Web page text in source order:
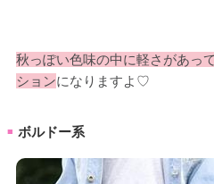
秋っぽい色味の中に軽さがあっ
ションになりますよ♡
■ ボルドー系